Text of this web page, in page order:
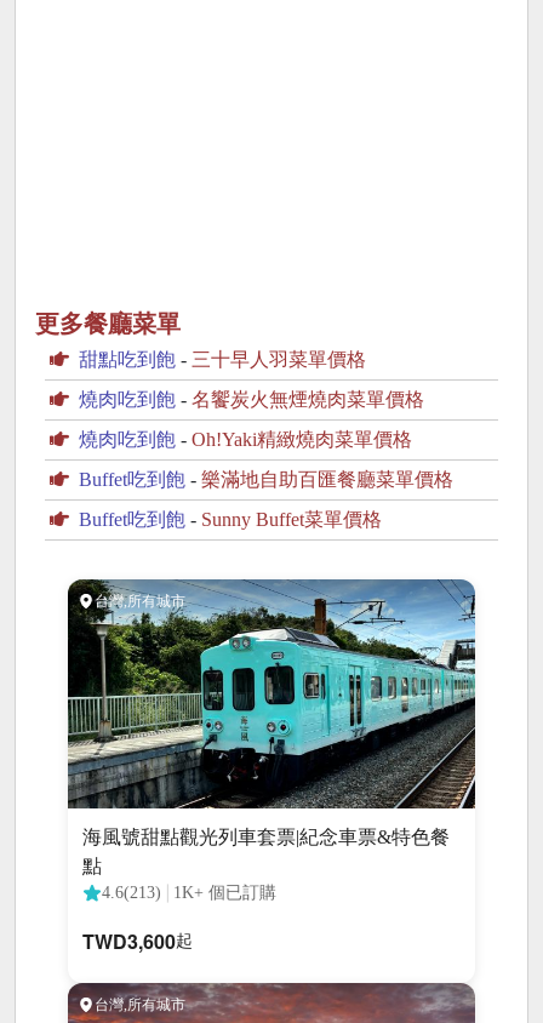
更多餐廳菜單
甜點吃到飽 - 三十早人羽菜單價格
燒肉吃到飽 - 名饗炭火無煙燒肉菜單價格
燒肉吃到飽 - Oh!Yaki精緻燒肉菜單價格
Buffet吃到飽 - 樂滿地自助百匯餐廳菜單價格
Buffet吃到飽 - Sunny Buffet菜單價格